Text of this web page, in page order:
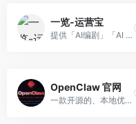
一览-运营宝
提供「AI编剧」「AI 绘图」等AIGC工具、不限速的存储下载、素材管理检索、视频协同审阅、视频资产商业变现等服务
OpenClaw 官网
一款开源的、本地优先的AI智能体框架，由程序员彼得·斯坦伯格（Peter Steinberger）开发，核心采用 TypeScript 编写。其标志采用“龙虾”形象，口号为 “The AI that actually does things”。